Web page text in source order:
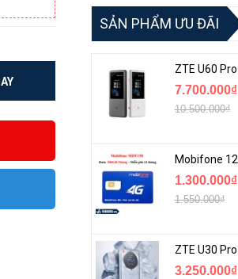
SẢN PHẨM ƯU ĐÃI
7.700.000₫
10.500.000₫
1.300.000₫
1.550.000₫
3.250.000₫